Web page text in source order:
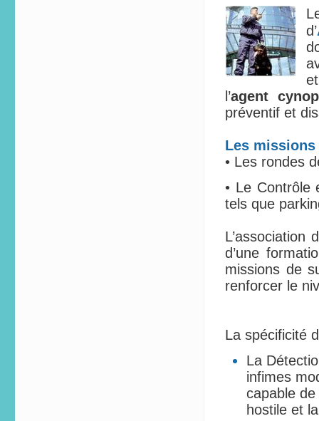
d’
l’agent
préventif et
Les missions
• Les rondes
• Le Contrôle
tels que
L’association
d’une
missions de
renforcer le
La spécificité
La
infimes
capable
hostile et